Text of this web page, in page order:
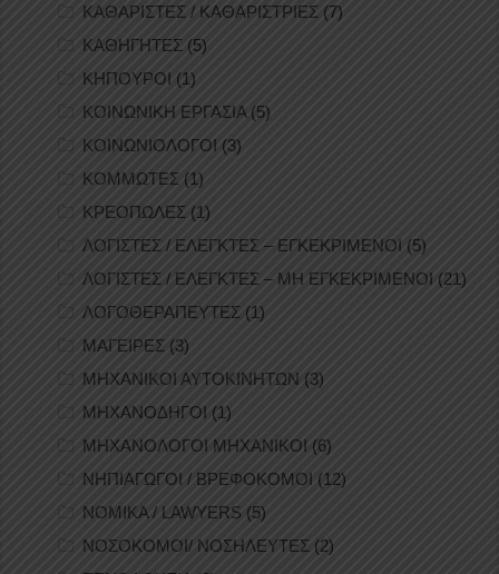
ΚΑΘΑΡΙΣΤΕΣ / ΚΑΘΑΡΙΣΤΡΙΕΣ (7)
ΚΑΘΗΓΗΤΕΣ (5)
ΚΗΠΟΥΡΟΙ (1)
ΚΟΙΝΩΝΙΚΗ ΕΡΓΑΣΙΑ (5)
ΚΟΙΝΩΝΙΟΛΟΓΟΙ (3)
ΚΟΜΜΩΤΕΣ (1)
ΚΡΕΟΠΩΛΕΣ (1)
ΛΟΓΙΣΤΕΣ / ΕΛΕΓΚΤΕΣ – ΕΓΚΕΚΡΙΜΕΝΟΙ (5)
ΛΟΓΙΣΤΕΣ / ΕΛΕΓΚΤΕΣ – ΜΗ ΕΓΚΕΚΡΙΜΕΝΟΙ (21)
ΛΟΓΟΘΕΡΑΠΕΥΤΕΣ (1)
ΜΑΓΕΙΡΕΣ (3)
ΜΗΧΑΝΙΚΟΙ ΑΥΤΟΚΙΝΗΤΩΝ (3)
ΜΗΧΑΝΟΔΗΓΟΙ (1)
ΜΗΧΑΝΟΛΟΓΟΙ ΜΗΧΑΝΙΚΟΙ (6)
ΝΗΠΙΑΓΩΓΟΙ / ΒΡΕΦΟΚΟΜΟΙ (12)
ΝΟΜΙΚΑ / LAWYERS (5)
ΝΟΣΟΚΟΜΟΙ/ ΝΟΣΗΛΕΥΤΕΣ (2)